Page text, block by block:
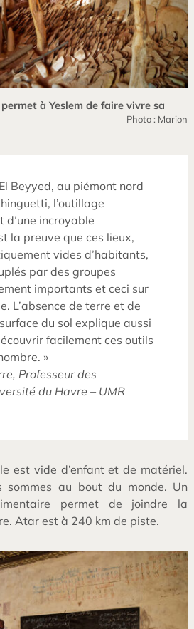
à Yeslem de faire vivre sa
Photo : Marion
Beyyed, au piémont nord
l’outillage
d’une incroyable
la preuve que ces lieux,
vides d’habitants,
par des groupes
importants et ceci sur
L’absence de terre et de
du sol explique aussi
facilement ces outils
»
Professeur des
du Havre – UMR
est vide d’enfant et de matériel.
sommes au bout du monde. Un
permet de joindre la
Atar est à 240 km de piste.